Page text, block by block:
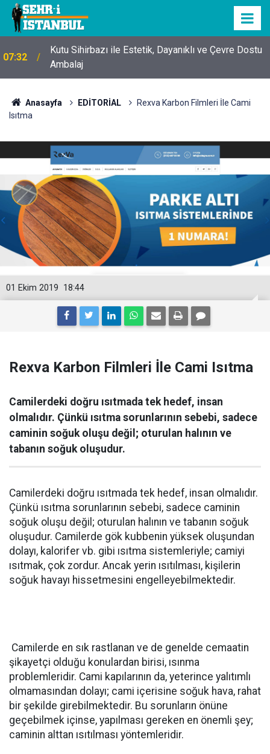
07:32
Kutu Sihirbazı ile Estetik, Dayanıklı ve Çevre Dostu
Ambalaj
Anasayfa EDİTORİAL
Rexva Karbon Filmleri İle Cami
Isıtma
18:44
01 Ekim 2019
Rexva Karbon Filmleri İle Cami Isıtma
Camilerdeki doğru ısıtmada tek hedef, insan
olmalıdır. Çünkü ısıtma sorunlarının sebebi, sadece
caminin soğuk oluşu değil; oturulan halının ve
tabanın soğuk oluşudur.
Camilerdeki doğru ısıtmada tek hedef, insan olmalıdır.
Çünkü ısıtma sorunlarının sebebi, sadece caminin
soğuk oluşu değil; oturulan halının ve tabanın soğuk
oluşudur. Camilerde gök kubbenin yüksek oluşundan
dolayı, kalorifer vb. gibi ısıtma sistemleriyle; camiyi
ısıtmak, çok zordur. Ancak yerin ısıtılması, kişilerin
soğuk havayı hissetmesini engelleyebilmektedir.
Camilerde en sık rastlanan ve de genelde cemaatin
şikayetçi olduğu konulardan birisi, ısınma
problemleridir. Cami kapılarının da, yeterince yalıtımlı
olmamasından dolayı; cami içerisine soğuk hava, rahat
bir şekilde girebilmektedir. Bu sorunların önüne
geçebilmek içinse, yapılması gereken en önemli şey;
caminin alttan ısıtılması yöntemleridir.